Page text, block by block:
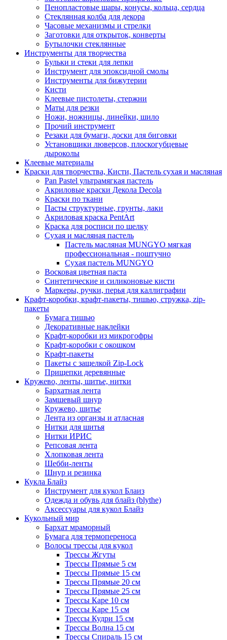
Пенопластовые шары, конусы, кольца, сердца
Стеклянная колба для декора
Часовые механизмы и стрелки
Заготовки для открыток, конверты
Бутылочки стеклянные
Инструменты для творчества
Бульки и стеки для лепки
Инструмент для эпоксидной смолы
Инструменты для бижутерии
Кисти
Клеевые пистолеты, стержни
Маты для резки
Ножи, ножницы, линейки, шило
Прочий инструмент
Резаки для бумаги, доски для биговки
Установщики люверсов, плоскогубцевые
дыроколы
Клеевые материалы
Краски для творчества, Кисти, Пастель сухая и масляная
Pan Pastel ультрамягкая пастель
Акриловые краски Декола Decola
Краски по ткани
Пасты структурные, грунты, лаки
Акриловая краска PentArt
Краска для росписи по шелку
Cухая и масляная пастель
Пастель масляная MUNGYO мягкая
профессиональная - поштучно
Сухая пастель MUNGYO
Восковая цветная паста
Синтетические и силиконовые кисти
Маркеры, ручки, перья для каллиграфии
Крафт-коробки, крафт-пакеты, тишью, стружка, zip-
пакеты
Бумага тишью
Декоративные наклейки
Крафт-коробки из микрогофры
Крафт-коробки с окошком
Крафт-пакеты
Пакеты с защелкой Zip-Lock
Прищепки деревянные
Кружево, ленты, шитье, нитки
Бархатная лента
Замшевый шнур
Кружево, шитье
Лента из органзы и атласная
Нитки для шитья
Нитки ИРИС
Репсовая лента
Хлопковая лента
Шебби-ленты
Шнур и резинка
Кукла Блайз
Инструмент для кукол Блаиз
Одежда и обувь для блайз (blythe)
Аксессуары для кукол Блайз
Кукольный мир
Бархат мраморный
Бумага для термопереноса
Волосы трессы для кукол
Трессы Жгуты
Трессы Прямые 5 см
Трессы Прямые 15 см
Трессы Прямые 20 см
Трессы Прямые 25 см
Трессы Каре 10 см
Трессы Каре 15 см
Трессы Кудри 15 см
Трессы Волна 15 см
Трессы Спираль 15 см